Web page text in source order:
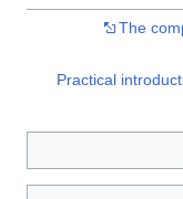
The
Practical